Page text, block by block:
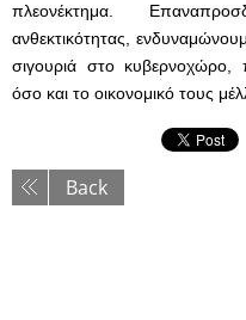
πλεονέκτημα.
ανθεκτικότητας,
σιγουριά στο κυβερνοχώρο,
όσο και το οικονομικό τους
Back